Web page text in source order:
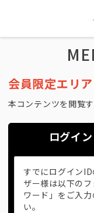
会員限定エリ
本コンテンツを閲覧
ログイン
すでにログイン
ザー様は以下の
ワード」をご入
い。